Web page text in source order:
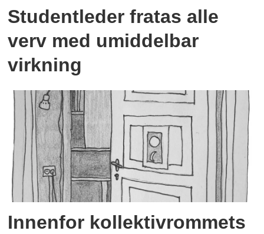
Studentleder fratas alle
verv med umiddelbar
virkning
Innenfor kollektivrommets